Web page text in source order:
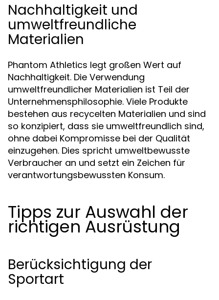
Nachhaltigkeit und
umweltfreundliche
Materialien
Phantom Athletics legt großen Wert auf
Nachhaltigkeit. Die Verwendung
umweltfreundlicher Materialien ist Teil der
Unternehmensphilosophie. Viele Produkte
bestehen aus recycelten Materialien und sind
so konzipiert, dass sie umweltfreundlich sind,
ohne dabei Kompromisse bei der Qualität
einzugehen. Dies spricht umweltbewusste
Verbraucher an und setzt ein Zeichen für
verantwortungsbewussten Konsum.
Tipps zur Auswahl der
richtigen Ausrüstung
Berücksichtigung der
Sportart